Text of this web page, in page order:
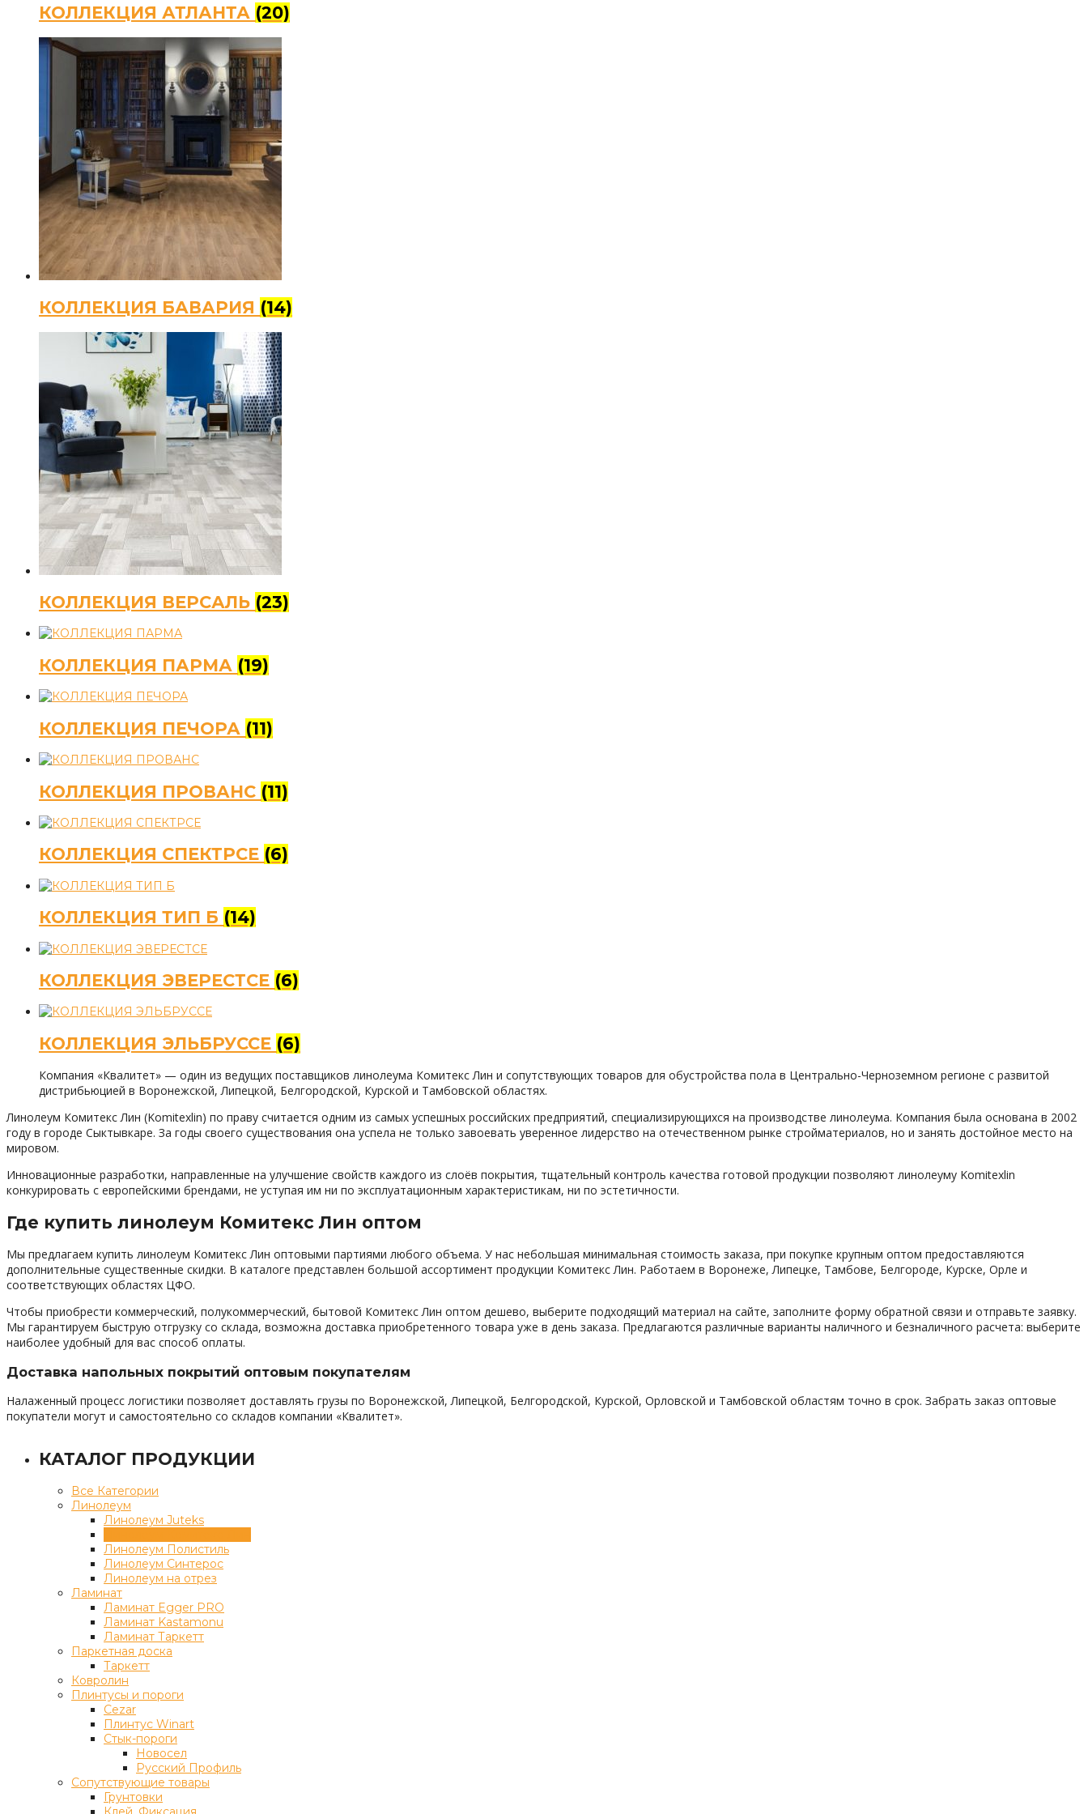
КОЛЛЕКЦИЯ АТЛАНТА (20)
КОЛЛЕКЦИЯ БАВАРИЯ (14)
КОЛЛЕКЦИЯ ВЕРСАЛЬ (23)
КОЛЛЕКЦИЯ ПАРМА (19)
КОЛЛЕКЦИЯ ПЕЧОРА (11)
КОЛЛЕКЦИЯ ПРОВАНС (11)
КОЛЛЕКЦИЯ СПЕКТРСЕ (6)
КОЛЛЕКЦИЯ ТИП Б (14)
КОЛЛЕКЦИЯ ЭВЕРЕСТСЕ (6)
КОЛЛЕКЦИЯ ЭЛЬБРУССЕ (6)
Компания «Квалитет» — один из ведущих поставщиков линолеума Комитекс Лин и сопутствующих товаров для обустройства пола в Центрально-Черноземном регионе с развитой
дистрибьюцией в Воронежской, Липецкой, Белгородской, Курской и Тамбовской областях.
Линолеум Комитекс Лин (Komitexlin) по праву считается одним из самых успешных российских предприятий, специализирующихся на производстве линолеума. Компания была основана в 2002
году в городе Сыктывкаре. За годы своего существования она успела не только завоевать уверенное лидерство на отечественном рынке стройматериалов, но и занять достойное место на
мировом.
Инновационные разработки, направленные на улучшение свойств каждого из слоёв покрытия, тщательный контроль качества готовой продукции позволяют линолеуму Komitexlin
конкурировать с европейскими брендами, не уступая им ни по эксплуатационным характеристикам, ни по эстетичности.
Где купить линолеум Комитекс Лин оптом
Мы предлагаем купить линолеум Комитекс Лин оптовыми партиями любого объема. У нас небольшая минимальная стоимость заказа, при покупке крупным оптом предоставляются
дополнительные существенные скидки. В каталоге представлен большой ассортимент продукции Комитекс Лин. Работаем в Воронеже, Липецке, Тамбове, Белгороде, Курске, Орле и
соответствующих областях ЦФО.
Чтобы приобрести коммерческий, полукоммерческий, бытовой Комитекс Лин оптом дешево, выберите подходящий материал на сайте, заполните форму обратной связи и отправьте заявку.
Мы гарантируем быструю отгрузку со склада, возможна доставка приобретенного товара уже в день заказа. Предлагаются различные варианты наличного и безналичного расчета: выберите
наиболее удобный для вас способ оплаты.
Доставка напольных покрытий оптовым покупателям
Налаженный процесс логистики позволяет доставлять грузы по Воронежской, Липецкой, Белгородской, Курской, Орловской и Тамбовской областям точно в срок. Забрать заказ оптовые
покупатели могут и самостоятельно со складов компании «Квалитет».
КАТАЛОГ ПРОДУКЦИИ
Все Категории
Линолеум
Линолеум Juteks
Линолеум Полистиль
Линолеум Синтерос
Линолеум на отрез
Ламинат
Ламинат Egger PRO
Ламинат Kastamonu
Ламинат Таркетт
Паркетная доска
Таркетт
Ковролин
Плинтусы и пороги
Cezar
Плинтус Winart
Стык-пороги
Новосел
Русский Профиль
Сопутствующие товары
Грунтовки